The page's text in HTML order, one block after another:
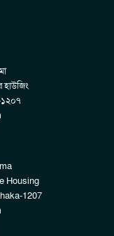
হাউজিং
১২০৭
Housing
1207